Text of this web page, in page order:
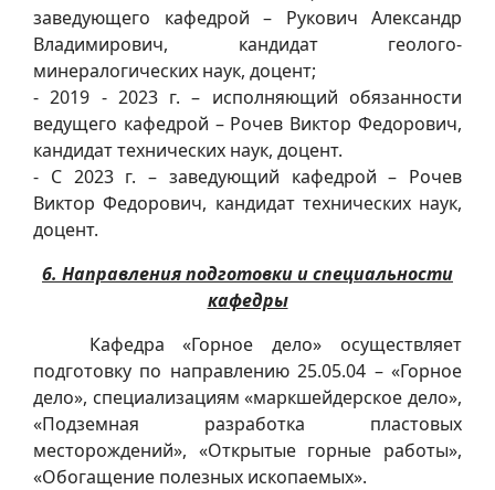
заведующего кафедрой – Рукович Александр
Владимирович, кандидат геолого-
минералогических наук, доцент;
- 2019 - 2023 г. – исполняющий обязанности
ведущего кафедрой – Рочев Виктор Федорович,
кандидат технических наук, доцент.
- С 2023 г. – заведующий кафедрой – Рочев
Виктор Федорович, кандидат технических наук,
доцент.
6. Направления подготовки и специальности
кафедры
Кафедра «Горное дело» осуществляет
подготовку по направлению 25.05.04 – «Горное
дело», специализациям «маркшейдерское дело»,
«Подземная разработка пластовых
месторождений», «Открытые горные работы»,
«Обогащение полезных ископаемых».